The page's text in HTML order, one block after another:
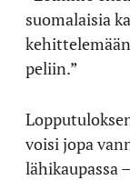
suomalaisia
peliin.”
voisi jopa
lähikaupassa